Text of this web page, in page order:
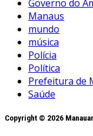
Governo do
Manaus
mundo
música
Polícia
Política
Prefeitura de
Saúde
Copyright © 2026